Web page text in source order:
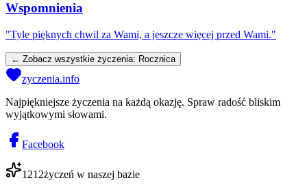
Wspomnienia
"Tyle pięknych chwil za Wami, a jeszcze więcej przed Wami."
← Zobacz wszystkie życzenia: Rocznica
zyczenia.info
Najpiękniejsze życzenia na każdą okazję. Spraw radość bliskim
wyjątkowymi słowami.
Facebook
1212życzeń w naszej bazie